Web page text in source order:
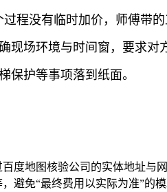
程没有临时加价，师傅带的
现场环境与时间窗，要求对
保护等事项落到纸面。
度地图核验公司的实体地址与
避免“最终费用以实际为准”的